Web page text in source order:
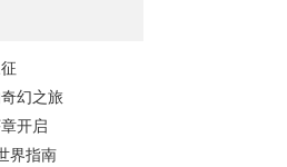
乔木遮天蔽日，阳光
投手投出的球速度、
直球、变化莫测的曲
，击球手需要在极短
的速度、方向和落
幻之旅
开启
界指南